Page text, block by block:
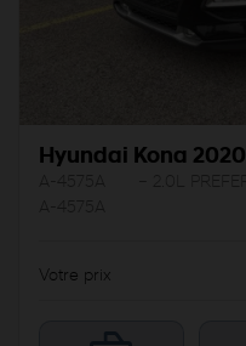
Hyundai Kona 2020
Votre prix